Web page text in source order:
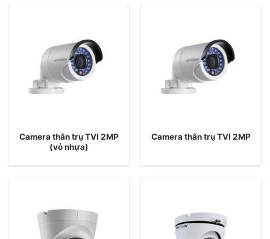
Camera thân trụ TVI 2MP
(vỏ nhựa)
Camera thân trụ TVI 2MP